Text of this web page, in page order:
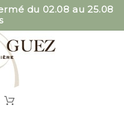
du 02.08 au 25.08